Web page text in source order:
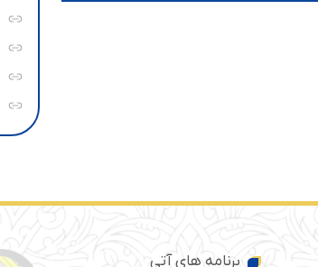
برنامه های آتی